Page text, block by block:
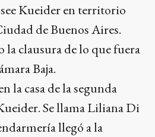
Kueider en territorio
de Buenos Aires.
la clausura de lo que fuera
Baja.
la casa de la segunda
Se llama Liliana Di
llegó a la